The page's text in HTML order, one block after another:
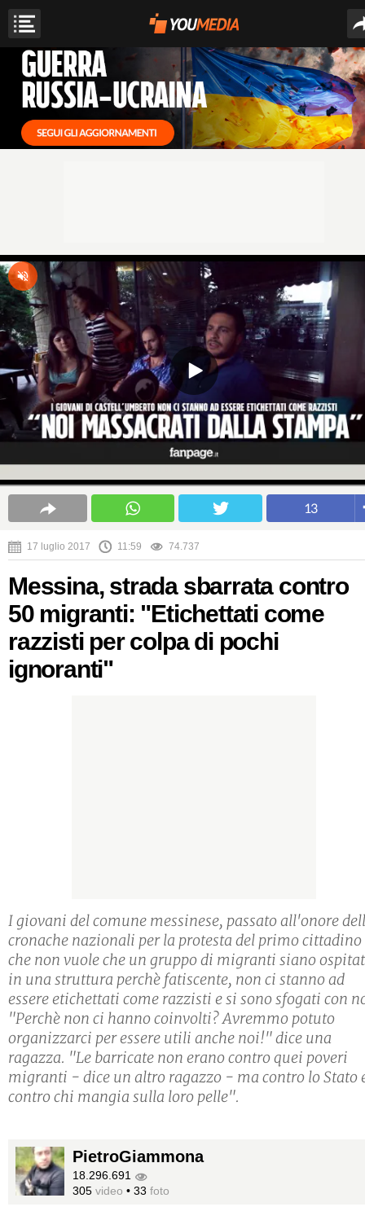
13
17 luglio 2017 11:59 74.737
Messina, strada sbarrata contro
50 migranti: "Etichettati come
razzisti per colpa di pochi
ignoranti"
I giovani del comune messinese, passato all'onore
cronache nazionali per la protesta del primo cittadino
che non vuole che un gruppo di migranti siano
in una struttura perchè fatiscente, non ci stanno ad
essere etichettati come razzisti e si sono sfogati con
"Perchè non ci hanno coinvolti? Avremmo potuto
organizzarci per essere utili anche noi!" dice una
ragazza. "Le barricate non erano contro quei poveri
migranti - dice un altro ragazzo - ma contro lo Stato
contro chi mangia sulla loro pelle".
PietroGiammona
18.296.691
305 video • 33 foto